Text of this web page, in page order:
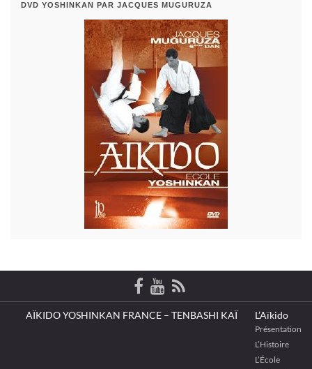
DVD YOSHINKAN PAR JACQUES MUGURUZA
AÏKIDO YOSHINKAN FRANCE – TENBASHI KAÏ L’Aïkido
Présentation
L’Histoire
L’École